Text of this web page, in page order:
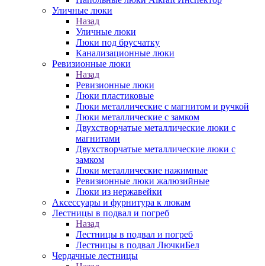
Уличные люки
Назад
Уличные люки
Люки под брусчатку
Канализационные люки
Ревизионные люки
Назад
Ревизионные люки
Люки пластиковые
Люки металлические с магнитом и ручкой
Люки металлические с замком
Двухстворчатые металлические люки с
магнитами
Двухстворчатые металлические люки с
замком
Люки металлические нажимные
Ревизионные люки жалюзийные
Люки из нержавейки
Аксессуары и фурнитура к люкам
Лестницы в подвал и погреб
Назад
Лестницы в подвал и погреб
Лестницы в подвал ЛючкиБел
Чердачные лестницы